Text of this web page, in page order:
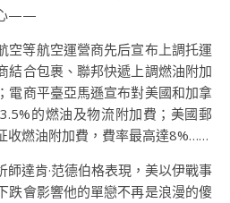
心——
空等航空運營商先后宣布上調托運
結合包裹、聯邦快遞上調燃油附加
電商平臺亞馬遜宣布對美國和加拿
的燃油及物流附加費；美國郵
收燃油附加費，費率最高達8%……
師達肯·范德伯格表現，美以伊戰事
跌會影響他的單戀不再是浪漫的傻